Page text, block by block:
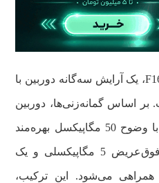
در قسمت پشتی گلکسی F16 5G، یک آرایش سه‌گانه دوربین با
اساس گمانه‌زنی‌ها، دوربین
اصلی این گوشی از حسگری با وضوح 50 مگاپیکسل بهره‌مند
خواهد بود که با یک دوربین فوق‌عریض 5 مگاپیکسلی و یک
مگاپیکسلی همراهی می‌شود. این ترکیب،